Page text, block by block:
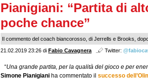
Pianigiani: “Partita di
poche chance”
Il commento del coach biancorosso, di Jerrells e Brooks,
21.02.2019 23:26 di Fabio Cavagnera Twitter:
“Una grande partita, per la qualità del gioco e per
Simone Pianigiani ha commentato il successo